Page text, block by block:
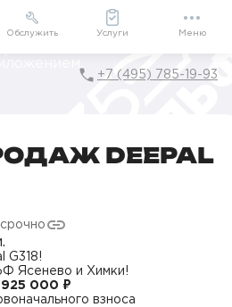
Подарки внутри
+7 (495) 785-19-93
DEEPAL
G318!
Ясенево и Химки!
925 000 ₽
взноса
Обслужить Услуги Меню